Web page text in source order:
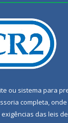
ou sistema para
completa,
das leis